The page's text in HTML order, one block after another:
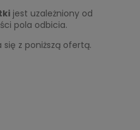
jest uzależniony od
pola odbicia.
z poniższą ofertą.